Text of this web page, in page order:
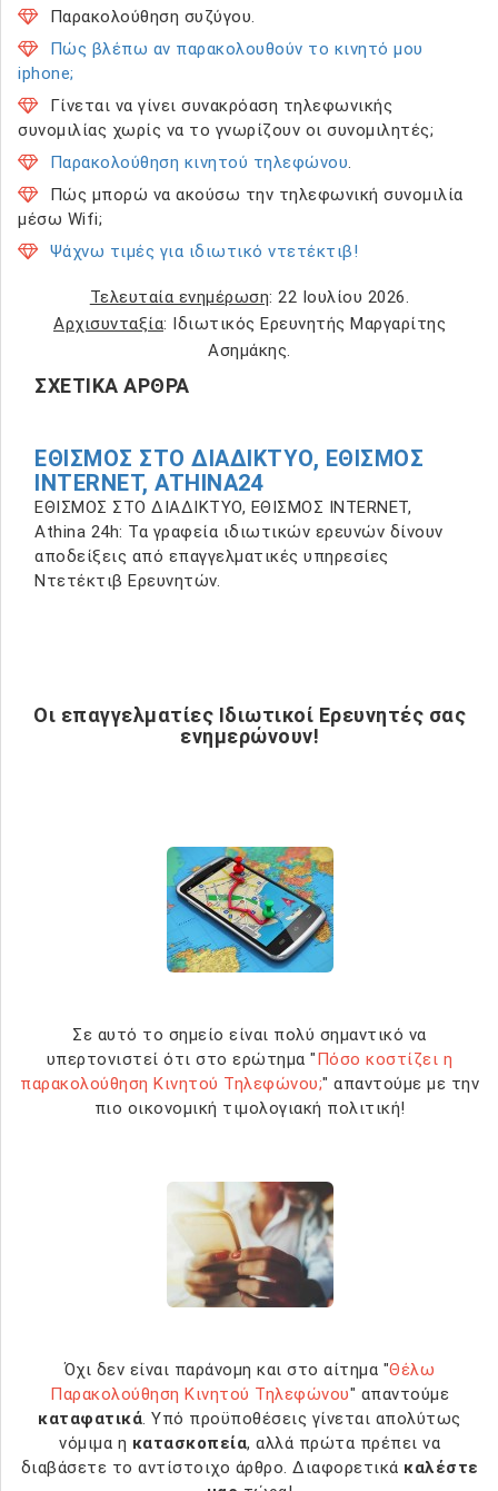
Παρακολούθηση συζύγου.
Πώς βλέπω αν παρακολουθούν το κινητό μου
iphone;
Γίνεται να γίνει συνακρόαση τηλεφωνικής
συνομιλίας χωρίς να το γνωρίζουν οι συνομιλητές;
Παρακολούθηση κινητού τηλεφώνου.
Πώς μπορώ να ακούσω την τηλεφωνική συνομιλία
μέσω Wifi;
Ψάχνω τιμές για ιδιωτικό ντετέκτιβ!
Τελευταία ενημέρωση: 22 Ιουλίου 2026.
Αρχισυνταξία: Ιδιωτικός Ερευνητής Μαργαρίτης
Ασημάκης.
ΣΧΕΤΙΚΆ ΆΡΘΡΑ
ΕΘΙΣΜΟΣ ΣΤΟ ΔΙΑΔΙΚΤΥΟ, ΕΘΙΣΜΟΣ
INTERNET, ATHINA24
ΕΘΙΣΜΟΣ ΣΤΟ ΔΙΑΔΙΚΤΥΟ, ΕΘΙΣΜΟΣ INTERNET,
Athina 24h: Τα γραφεία ιδιωτικών ερευνών δίνουν
αποδείξεις από επαγγελματικές υπηρεσίες
Ντετέκτιβ Ερευνητών.
Οι επαγγελματίες Ιδιωτικοί Ερευνητές σας
ενημερώνουν!
Σε αυτό το σημείο είναι πολύ σημαντικό να
υπερτονιστεί ότι στο ερώτημα "Πόσο κοστίζει η
παρακολούθηση Κινητού Τηλεφώνου;" απαντούμε με την
πιο οικονομική τιμολογιακή πολιτική!
Όχι δεν είναι παράνομη και στο αίτημα "Θέλω
Παρακολούθηση Κινητού Τηλεφώνου" απαντούμε
καταφατικά. Υπό προϋποθέσεις γίνεται απολύτως
νόμιμα η κατασκοπεία, αλλά πρώτα πρέπει να
διαβάσετε το αντίστοιχο άρθρο. Διαφορετικά καλέστε